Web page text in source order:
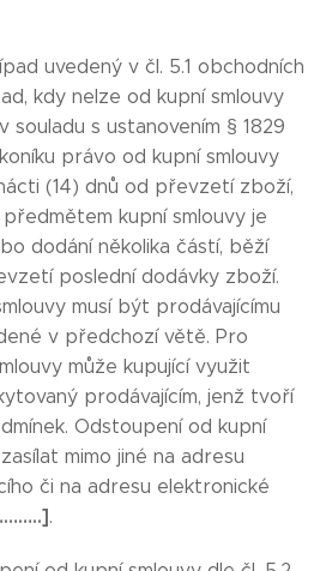
uvedený v čl. 5.1 obchodních
kdy nelze od kupní smlouvy
souladu s ustanovením § 1829
právo od kupní smlouvy
(14) dnů od převzetí zboží,
kupní smlouvy je
dodání několika částí, běží
poslední dodávky zboží.
musí být prodávajícímu
v předchozí větě. Pro
může kupující využit
prodávajícím, jenž tvoří
Odstoupení od kupní
mimo jiné na adresu
či na adresu elektronické
.